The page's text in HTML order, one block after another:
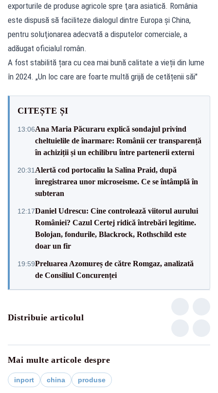
exporturile de produse agricole spre ţara asiatică. România
este dispusă să faciliteze dialogul dintre Europa şi China,
pentru soluţionarea adecvată a disputelor comerciale, a
adăugat oficialul român.
A fost stabilită țara cu cea mai bună calitate a vieții din lume
în 2024. „Un loc care are foarte multă grijă de cetățenii săi"
CITEȘTE ȘI
13:06Ana Maria Păcuraru explică sondajul privind
cheltuielile de înarmare: Românii cer transparență
în achiziții și un echilibru între partenerii externi
20:31 Alertă cod portocaliu la Salina Praid, după
înregistrarea unor microseisme. Ce se întâmplă în
subteran
12:17Daniel Udrescu: Cine controlează viitorul aurului
României? Cazul Certej ridică întrebări legitime.
Bolojan, fondurile, Blackrock, Rothschild este
doar un fir
19:59Preluarea Azomureș de către Romgaz, analizată
de Consiliul Concurenței
Distribuie articolul
Mai multe articole despre
inport china produse